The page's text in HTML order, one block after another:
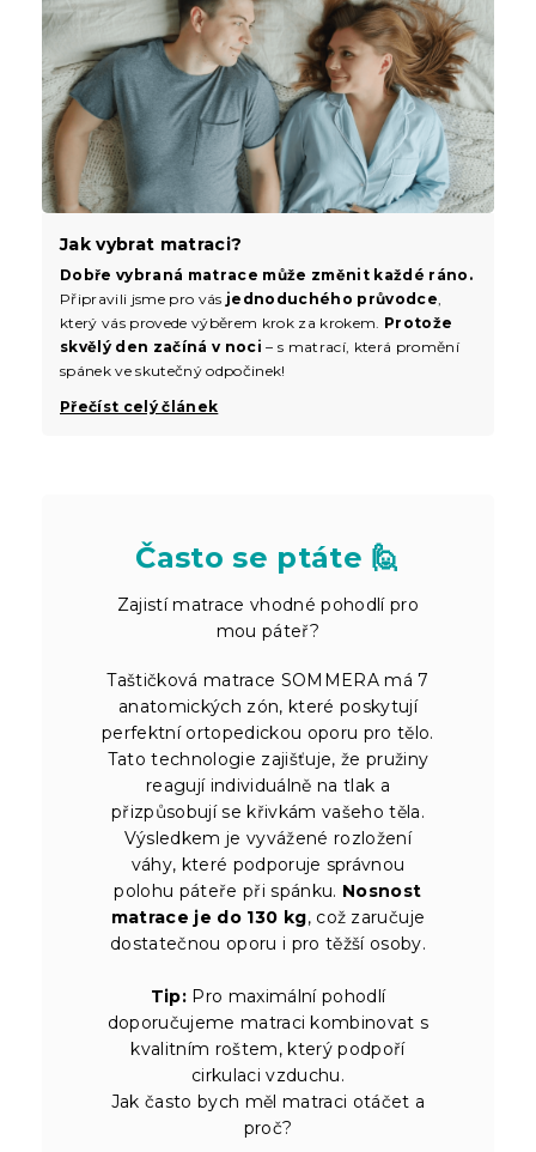
Jak vybrat matraci?
Dobře vybraná matrace může změnit každé ráno.
Připravili jsme pro vás jednoduchého průvodce,
který vás provede výběrem krok za krokem. Protože
skvělý den začíná v noci – s matrací, která promění
spánek ve skutečný odpočinek!
Přečíst celý článek
Často se ptáte 🙋
Zajistí matrace vhodné pohodlí pro
mou páteř?
Taštičková matrace SOMMERA má 7
anatomických zón, které poskytují
perfektní ortopedickou oporu pro tělo.
Tato technologie zajišťuje, že pružiny
reagují individuálně na tlak a
přizpůsobují se křivkám vašeho těla.
Výsledkem je vyvážené rozložení
váhy, které podporuje správnou
polohu páteře při spánku. Nosnost
matrace je do 130 kg, což zaručuje
dostatečnou oporu i pro těžší osoby.
Tip: Pro maximální pohodlí
doporučujeme matraci kombinovat s
kvalitním roštem, který podpoří
cirkulaci vzduchu.
Jak často bych měl matraci otáčet a
proč?